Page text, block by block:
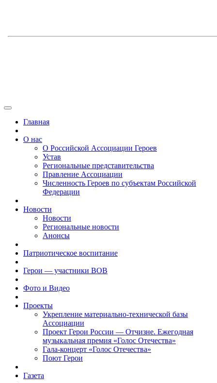
Главная
О нас
О Российской Ассоциации Героев
Устав
Региональные представительства
Правление Ассоциации
Численность Героев по субъектам Российской
Федерации
Новости
Новости
Региональные новости
Анонсы
Патриотическое воспитание
Герои — участники ВОВ
Фото и Видео
Проекты
Укрепление материально-технической базы
Ассоциации
Проект Герои России — Отчизне. Ежегодная
музыкальная премия «Голос Отечества»
Гала-концерт «Голос Отечества»
Поют Герои
Газета